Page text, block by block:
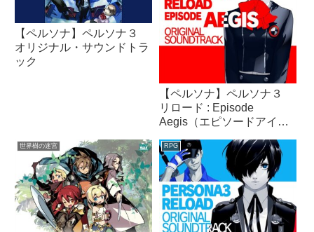
【ペルソナ】ペルソナ３
オリジナル・サウンドトラ
ック
【ペルソナ】ペルソナ３
リロード : Episode
Aegis（エピソードアイギ
トラック
世界樹の迷宮 RPG